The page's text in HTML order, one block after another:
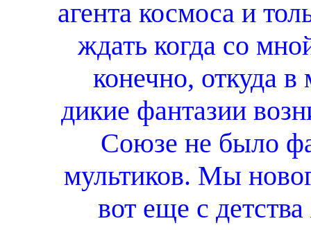
агента космоса и
ждать когда со
конечно, откуда в
дикие фантазии
Союзе не было
мультиков. Мы
вот еще с